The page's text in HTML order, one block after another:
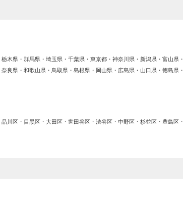
木県・群馬県・埼玉県・千葉県・東京都・神奈川県・新潟県・富山県
良県・和歌山県・鳥取県・島根県・岡山県・広島県・山口県・徳島県
川区・目黒区・大田区・世田谷区・渋谷区・中野区・杉並区・豊島区